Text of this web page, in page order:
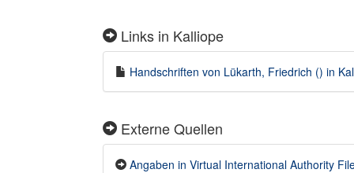
Links in Kalliope
Handschriften von Lükarth, Friedrich () in
Externe Quellen
Angaben in Virtual International Authority